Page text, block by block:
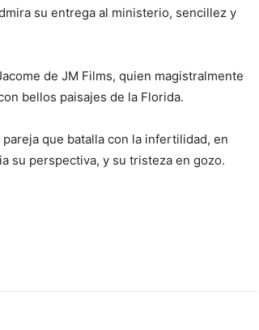
su entrega al ministerio, sencillez y
de JM Films, quien magistralmente
bellos paisajes de la Florida.
que batalla con la infertilidad, en
su perspectiva, y su tristeza en gozo.